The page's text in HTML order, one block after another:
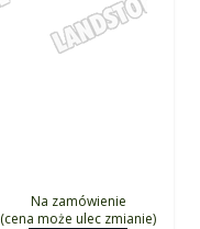
Na zamówienie
(cena może ulec zmianie)